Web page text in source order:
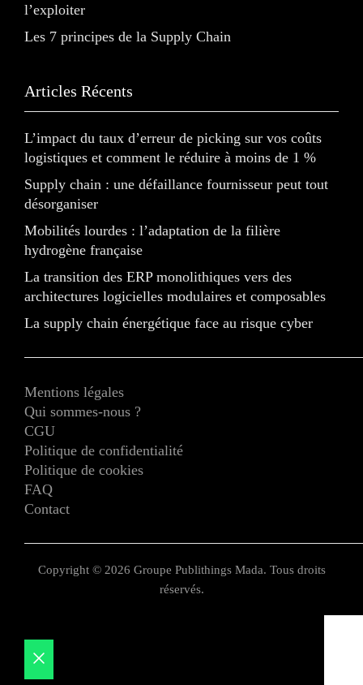
l’exploiter
Les 7 principes de la Supply Chain
Articles Récents
L’impact du taux d’erreur de picking sur vos coûts
logistiques et comment le réduire à moins de 1 %
Supply chain : une défaillance fournisseur peut tout
désorganiser
Mobilités lourdes : l’adaptation de la filière
hydrogène française
La transition des ERP monolithiques vers des
architectures logicielles modulaires et composables
La supply chain énergétique face au risque cyber
Mentions légales
Qui sommes-nous ?
CGU
Politique de confidentialité
Politique de cookies
FAQ
Contact
Copyright © 2026 Groupe Publithings Mada. Tous droits
réservés.
Fermer